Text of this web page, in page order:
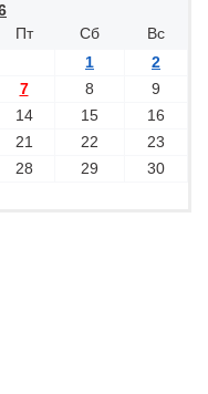
Пт Сб
Вс
1
2
7 8
9
14 15
16
21 22
23
28 29
30